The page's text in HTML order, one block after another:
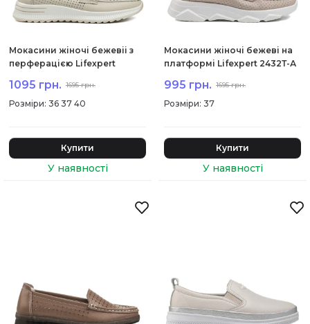
Мокасини жіночі бежевіі з
перферацією Lifexpert
1095 грн. 1695 грн.
: 36 37 40
Купити
Мокасини жіночі бежеві на
платформі Lifexpert 2432Т-А
995 грн. 1695 грн.
: 37
Купити